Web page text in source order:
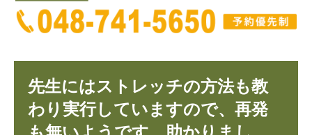
先生にはストレッチの方法も教
わり実行していますので、再発